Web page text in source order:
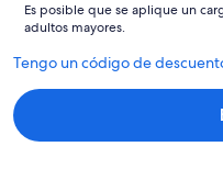
Es posible que se aplique un
adultos mayores.
Tengo un código de